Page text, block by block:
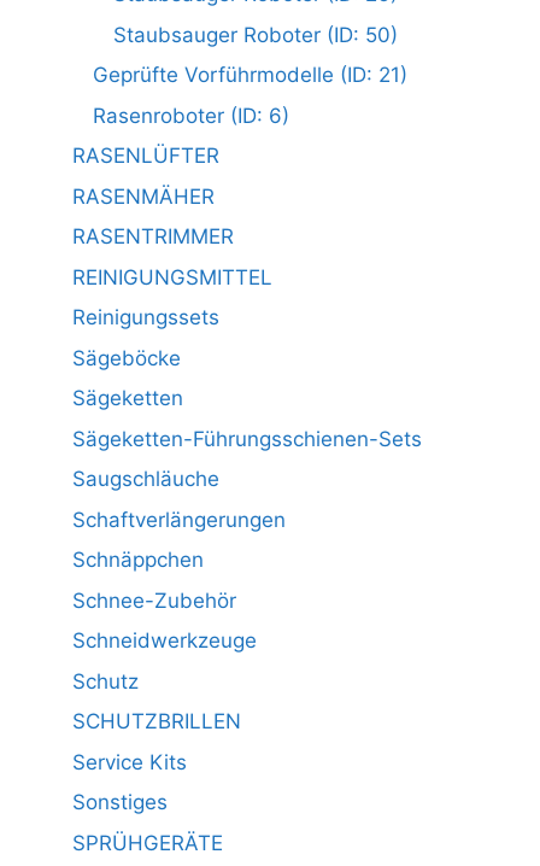
Staubsauger Roboter (ID: 50)
Geprüfte Vorführmodelle (ID: 21)
Rasenroboter (ID: 6)
RASENLÜFTER
RASENMÄHER
RASENTRIMMER
REINIGUNGSMITTEL
Reinigungssets
Sägeböcke
Sägeketten
Sägeketten-Führungsschienen-Sets
Saugschläuche
Schaftverlängerungen
Schnäppchen
Schnee-Zubehör
Schneidwerkzeuge
Schutz
SCHUTZBRILLEN
Service Kits
Sonstiges
SPRÜHGERÄTE